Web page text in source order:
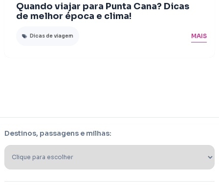
Quando viajar para Punta Cana? Dicas
de melhor época e clima!
Dicas de viagem MAIS
Destinos, passagens e milhas: